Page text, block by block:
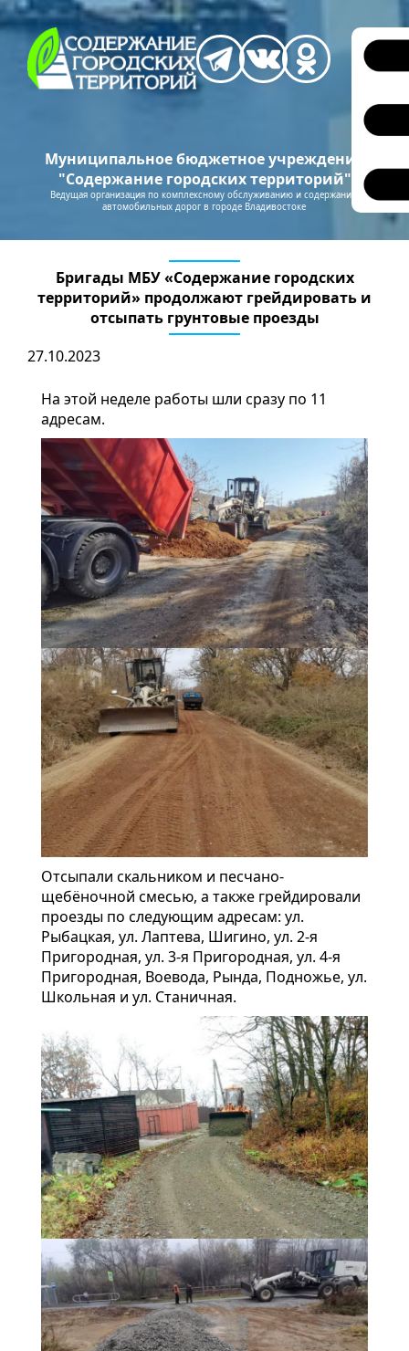
Муниципальное бюджетное учреждение
"Содержание городских территорий"
Ведущая организация по комплексному обслуживанию и содержанию
автомобильных дорог в городе Владивостоке
Бригады МБУ «Содержание городских
территорий» продолжают грейдировать и
отсыпать грунтовые проезды
27.10.2023
На этой неделе работы шли сразу по 11
адресам.
Отсыпали скальником и песчано-
щебёночной смесью, а также грейдировали
проезды по следующим адресам: ул.
Рыбацкая, ул. Лаптева, Шигино, ул. 2-я
Пригородная, ул. 3-я Пригородная, ул. 4-я
Пригородная, Воевода, Рында, Подножье, ул.
Школьная и ул. Станичная.